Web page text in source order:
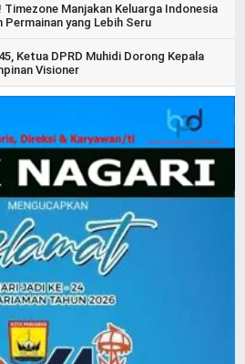
Manjakan Keluarga Indonesia
yang Lebih Seru
Ketua DPRD Muhidi Dorong Kepala
Visioner